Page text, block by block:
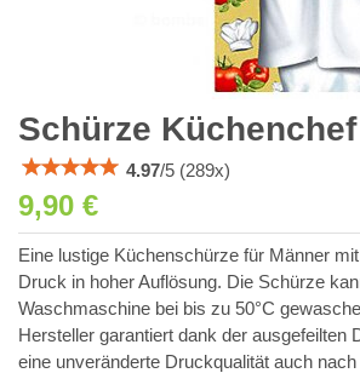
Schürze Küchenchef
4.97/5 (289x)
9,90 €
Eine lustige Küchenschürze für Männer
Druck in hoher Auflösung. Die Schürze
Waschmaschine bei bis zu 50°C
Hersteller garantiert dank der ausgefeilten
eine unveränderte Druckqualität auch